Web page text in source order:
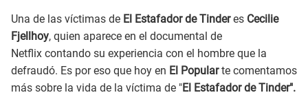
Una de las víctimas de El Estafador de Tinderes Cecilie
Fjellhoy, quien aparece en el documental de
Netflix contando su experiencia con el hombre que la
defraudó. Es por eso que hoy en El Popularte comentamos
más sobre la vida de la víctima de "El Estafador de Tinder".